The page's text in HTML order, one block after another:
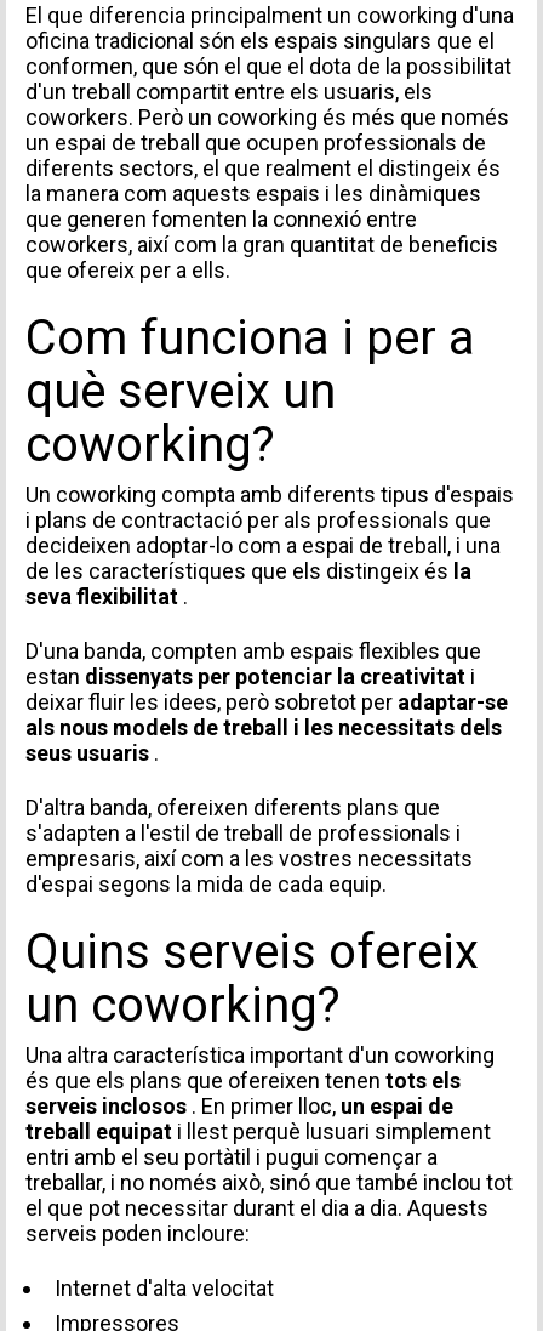
El que diferencia principalment un coworking d'una
oficina tradicional són els espais singulars que el
conformen, que són el que el dota de la possibilitat
d'un treball compartit entre els usuaris, els
coworkers. Però un coworking és més que només
un espai de treball que ocupen professionals de
diferents sectors, el que realment el distingeix és
la manera com aquests espais i les dinàmiques
que generen fomenten la connexió entre
coworkers, així com la gran quantitat de beneficis
que ofereix per a ells.
Com funciona i per a
què serveix un
coworking?
Un coworking compta amb diferents tipus d'espais
i plans de contractació per als professionals que
decideixen adoptar-lo com a espai de treball, i una
de les característiques que els distingeix és la
seva flexibilitat .
D'una banda, compten amb espais flexibles que
estan dissenyats per potenciar la creativitat i
deixar fluir les idees, però sobretot per adaptar-se
als nous models de treball i les necessitats dels
seus usuaris .
D'altra banda, ofereixen diferents plans que
s'adapten a l'estil de treball de professionals i
empresaris, així com a les vostres necessitats
d'espai segons la mida de cada equip.
Quins serveis ofereix
un coworking?
Una altra característica important d'un coworking
és que els plans que ofereixen tenen tots els
serveis inclosos . En primer lloc, un espai de
treball equipat i llest perquè lusuari simplement
entri amb el seu portàtil i pugui començar a
treballar, i no només això, sinó que també inclou tot
el que pot necessitar durant el dia a dia. Aquests
serveis poden incloure:
Internet d'alta velocitat
Impressores